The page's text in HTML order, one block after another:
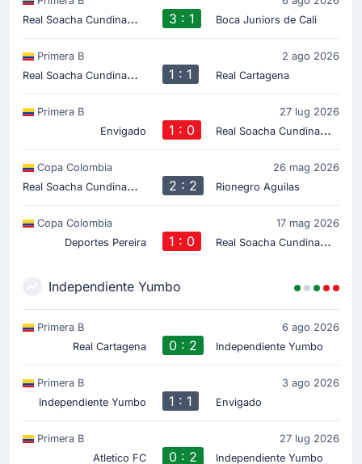
R
eal Soacha Cundinamarca 3 : 1 Boca Juniors de Cali
Primera B 2 ago 2026
R
eal Soacha Cundinamarca 1 : 1 Real Cartagena
Primera B
27 lug 2026
Envigado
1 : 0 R
eal Soacha Cundinamarca
Copa Colombia 26 mag 2026
R
eal Soacha Cundinamarca 2 : 2 Rionegro Aguilas
Copa Colombia
17 mag 2026
Deportes Pereira
1 : 0 R
eal Soacha Cundinamarca
Independiente Yumbo
Primera B
6 ago 2026
Real Cartagena
0 : 2 Independiente Yumbo
Primera B
3 ago 2026
Independiente Yumbo
1 : 1 Envigado
Primera B
27 lug 2026
Atletico FC
0 : 2 Independiente Yumbo